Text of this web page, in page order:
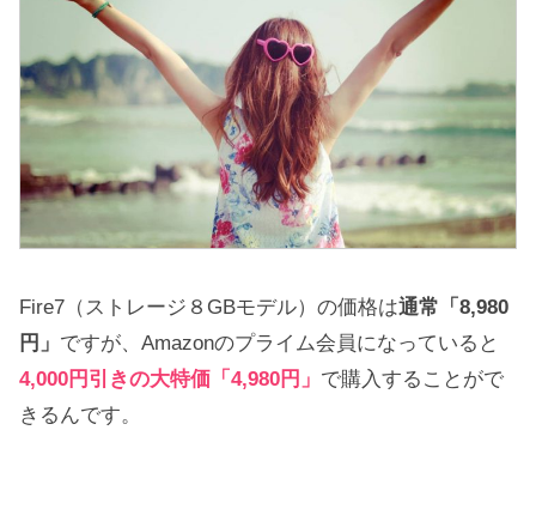
Fire7（ストレージ８GBモデル）の価格は通常「8,980
円」 ですが、Amazonのプライム会員になっていると
4,000円引きの大特価「4,980円」 で購入することがで
きるんです。